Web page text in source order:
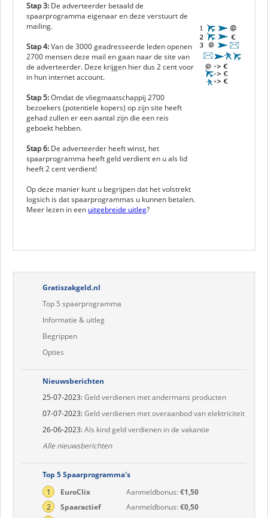
Stap 3: De adverteerder betaald de
spaarprogramma eigenaar en deze verstuurt de
mailing.
Stap 4:Van de 3000 geadresseerde leden openen
2700 mensen deze mail en gaan naar de site van
de adverteerder. Deze krijgen hier dus 2 cent voor
in hun internet account.
Stap 5:Omdat de vliegmaatschappij 2700
bezoekers (potentiele kopers) op zijn site heeft
gehad zullen er een aantal zijn die een reis
geboekt hebben.
Stap 6: De adverteerder heeft winst, het
spaarprogramma heeft geld verdient en u als lid
heeft 2 cent verdient!
Op deze manier kunt u begrijpen dat het volstrekt
logsich is dat spaarprogrammas u kunnen betalen.
Meer lezen in een uitgebreide uitleg?
Gratiszakgeld.nl
Top 5 spaarprogramma
Informatie & uitleg
Begrippen
Opties
Nieuwsberichten
25-07-2023:Geld verdienen met andermans producten
07-07-2023:Geld verdienen met overaanbod van elektriciteit
26-06-2023:Als kind geld verdienen in de vakantie
Alle nieuwsberichten
Top 5 Spaarprogramma's
1
EuroClix Aanmeldbonus:€1,50
2
Spaaractief Aanmeldbonus:€0,50